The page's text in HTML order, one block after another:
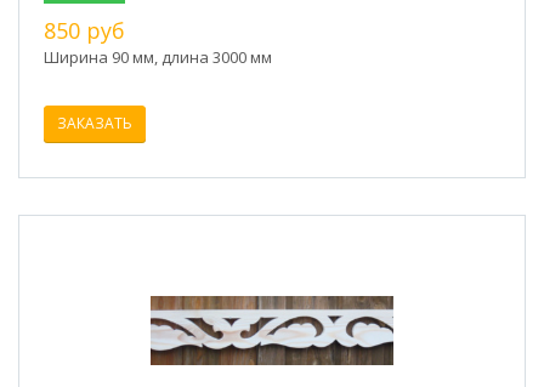
850 руб
Ширина 90 мм, длина 3000 мм
ЗАКАЗАТЬ